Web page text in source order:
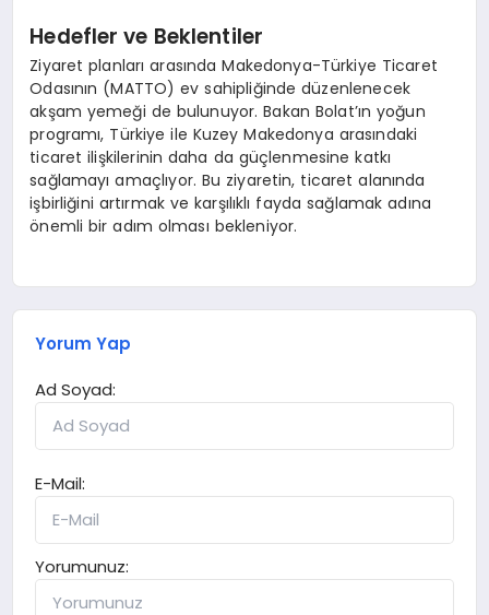
Hedefler ve Beklentiler
Ziyaret planları arasında Makedonya-Türkiye Ticaret
Odasının (MATTO) ev sahipliğinde düzenlenecek
akşam yemeği de bulunuyor. Bakan Bolat’ın yoğun
programı, Türkiye ile Kuzey Makedonya arasındaki
ticaret ilişkilerinin daha da güçlenmesine katkı
sağlamayı amaçlıyor. Bu ziyaretin, ticaret alanında
işbirliğini artırmak ve karşılıklı fayda sağlamak adına
önemli bir adım olması bekleniyor.
Yorum Yap
Ad Soyad:
E-Mail:
Yorumunuz: